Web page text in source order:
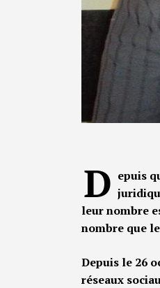
D epuis
leur nombre
nombre que
Depuis le 26
réseaux